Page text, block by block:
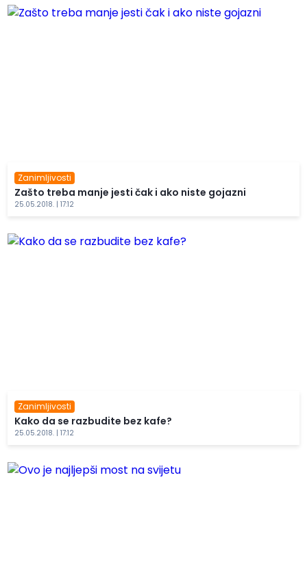
Zanimljivosti
Zašto treba manje jesti čak i ako niste gojazni
25.05.2018. | 17:12
Zanimljivosti
Kako da se razbudite bez kafe?
25.05.2018. | 17:12